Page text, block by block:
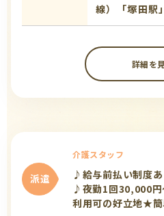
線）「塚田駅
詳細を
派遣
介護スタッフ
♪給与前払い制度
♪夜勤1回30,000
利用可の好立地★